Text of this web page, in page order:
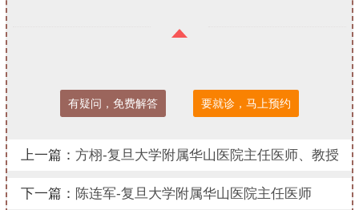
有疑问，免费解答 要就诊，马上预约
上一篇： 方栩-复旦大学附属华山医院主任医师、教授
下一篇： 陈连军-复旦大学附属华山医院主任医师